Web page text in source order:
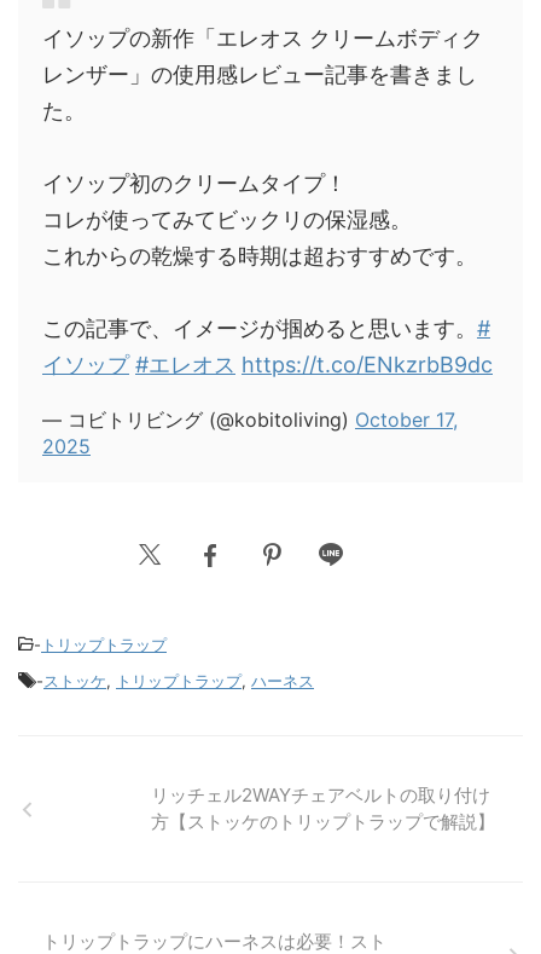
イソップの新作「エレオス クリームボディク
レンザー」の使用感レビュー記事を書きまし
た。
イソップ初のクリームタイプ！
コレが使ってみてビックリの保湿感。
これからの乾燥する時期は超おすすめです。
この記事で、イメージが掴めると思います。 #
イソップ #エレオス https://t.co/ENkzrbB9dc
— コビトリビング (@kobitoliving) October 17,
2025
- トリップトラップ
-ストッケ, トリップトラップ, ハーネス
リッチェル2WAYチェアベルトの取り付け
方【ストッケのトリップトラップで解説】
トリップトラップにハーネスは必要！スト